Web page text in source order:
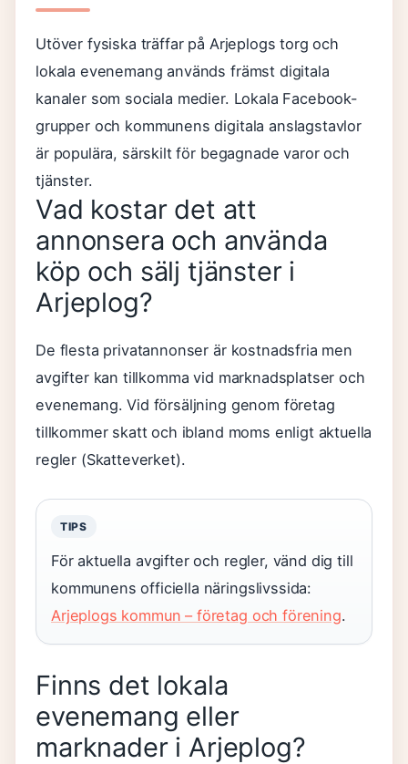
Utöver fysiska träffar på Arjeplogs torg och
lokala evenemang används främst digitala
kanaler som sociala medier. Lokala Facebook-
grupper och kommunens digitala anslagstavlor
är populära, särskilt för begagnade varor och
tjänster.
Vad kostar det att
annonsera och använda
köp och sälj tjänster i
Arjeplog?
De flesta privatannonser är kostnadsfria men
avgifter kan tillkomma vid marknadsplatser och
evenemang. Vid försäljning genom företag
tillkommer skatt och ibland moms enligt aktuella
regler (Skatteverket).
TIPS
För aktuella avgifter och regler, vänd dig till
kommunens officiella näringslivssida:
Arjeplogs kommun – företag och förening.
Finns det lokala
evenemang eller
marknader i Arjeplog?